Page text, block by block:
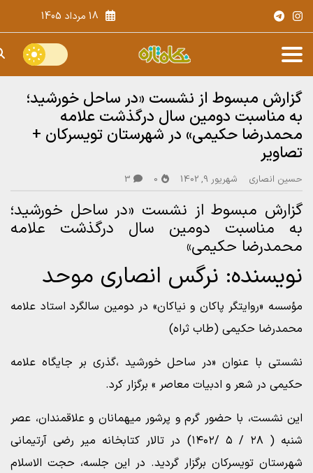
18 مرداد 1405
گزارش مبسوط از نشست «در ساحل خورشید؛
به مناسبت دومین سال درگذشت علامه
محمدرضا حکیمی» در شهرستان تویسرکان +
تصاویر
حسین انصاری شهریور 9, 1402 0
3
گزارش مبسوط از نشست «در ساحل خورشید؛
به مناسبت دومین سال درگذشت علامه
محمدرضا حکیمی»
نویسنده: نرگس انصاری موحد
مؤسسه «روایتگر پاکان و نیاکان» در دومین سالگرد استاد علامه
محمدرضا حکیمی (طاب ثراه)
نشستی با عنوان «در ساحل خورشید ،گذری بر جایگاه علامه
حکیمی در شعر و ادبیات معاصر » برگزار کرد.
این نشست، با حضور گرم و پرشور میهمانان و علاقمندان، عصر
شنبه ( ۲۸ / ۵ /۱۴۰۲) در تالار کتابخانه میر رضی آرتیمانی
شهرستان تویسرکان برگزار گردید. در این جلسه، حجت الاسلام